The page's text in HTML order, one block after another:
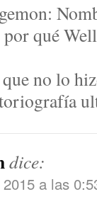
qué
no lo
dice:
a las